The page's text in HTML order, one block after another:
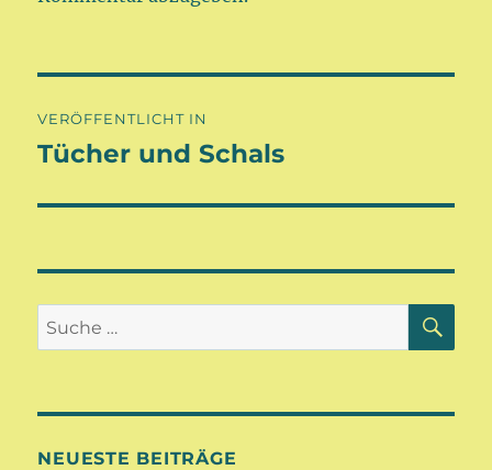
VERÖFFENTLICHT IN
Tücher und Schals
Suche
nach:
NEUESTE BEITRÄGE